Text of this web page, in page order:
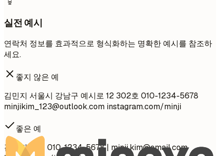
실전 예시
연락처 정보를 효과적으로 형식화하는 명확한 예시를 참조하
세요.
좋지 않은 예
김민지 서울시 강남구 예시로 12 302호 010-1234-5678
minjikim_123@outlook.com instagram.com/minji
좋은 예
김민지 서울 010-1234-5678 | minji.kim@email.com